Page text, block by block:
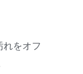
をオフ